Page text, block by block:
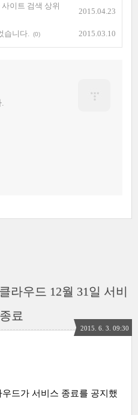
이트 검색 상위
2015.04.23
습니다. (0) 2015.03.10
라우드 12월 31일 서비
료
2015. 6. 3. 09:30
드가 서비스 종료를 공지했